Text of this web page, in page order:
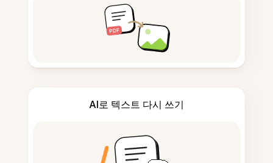
AI로 텍스트 다시 쓰기